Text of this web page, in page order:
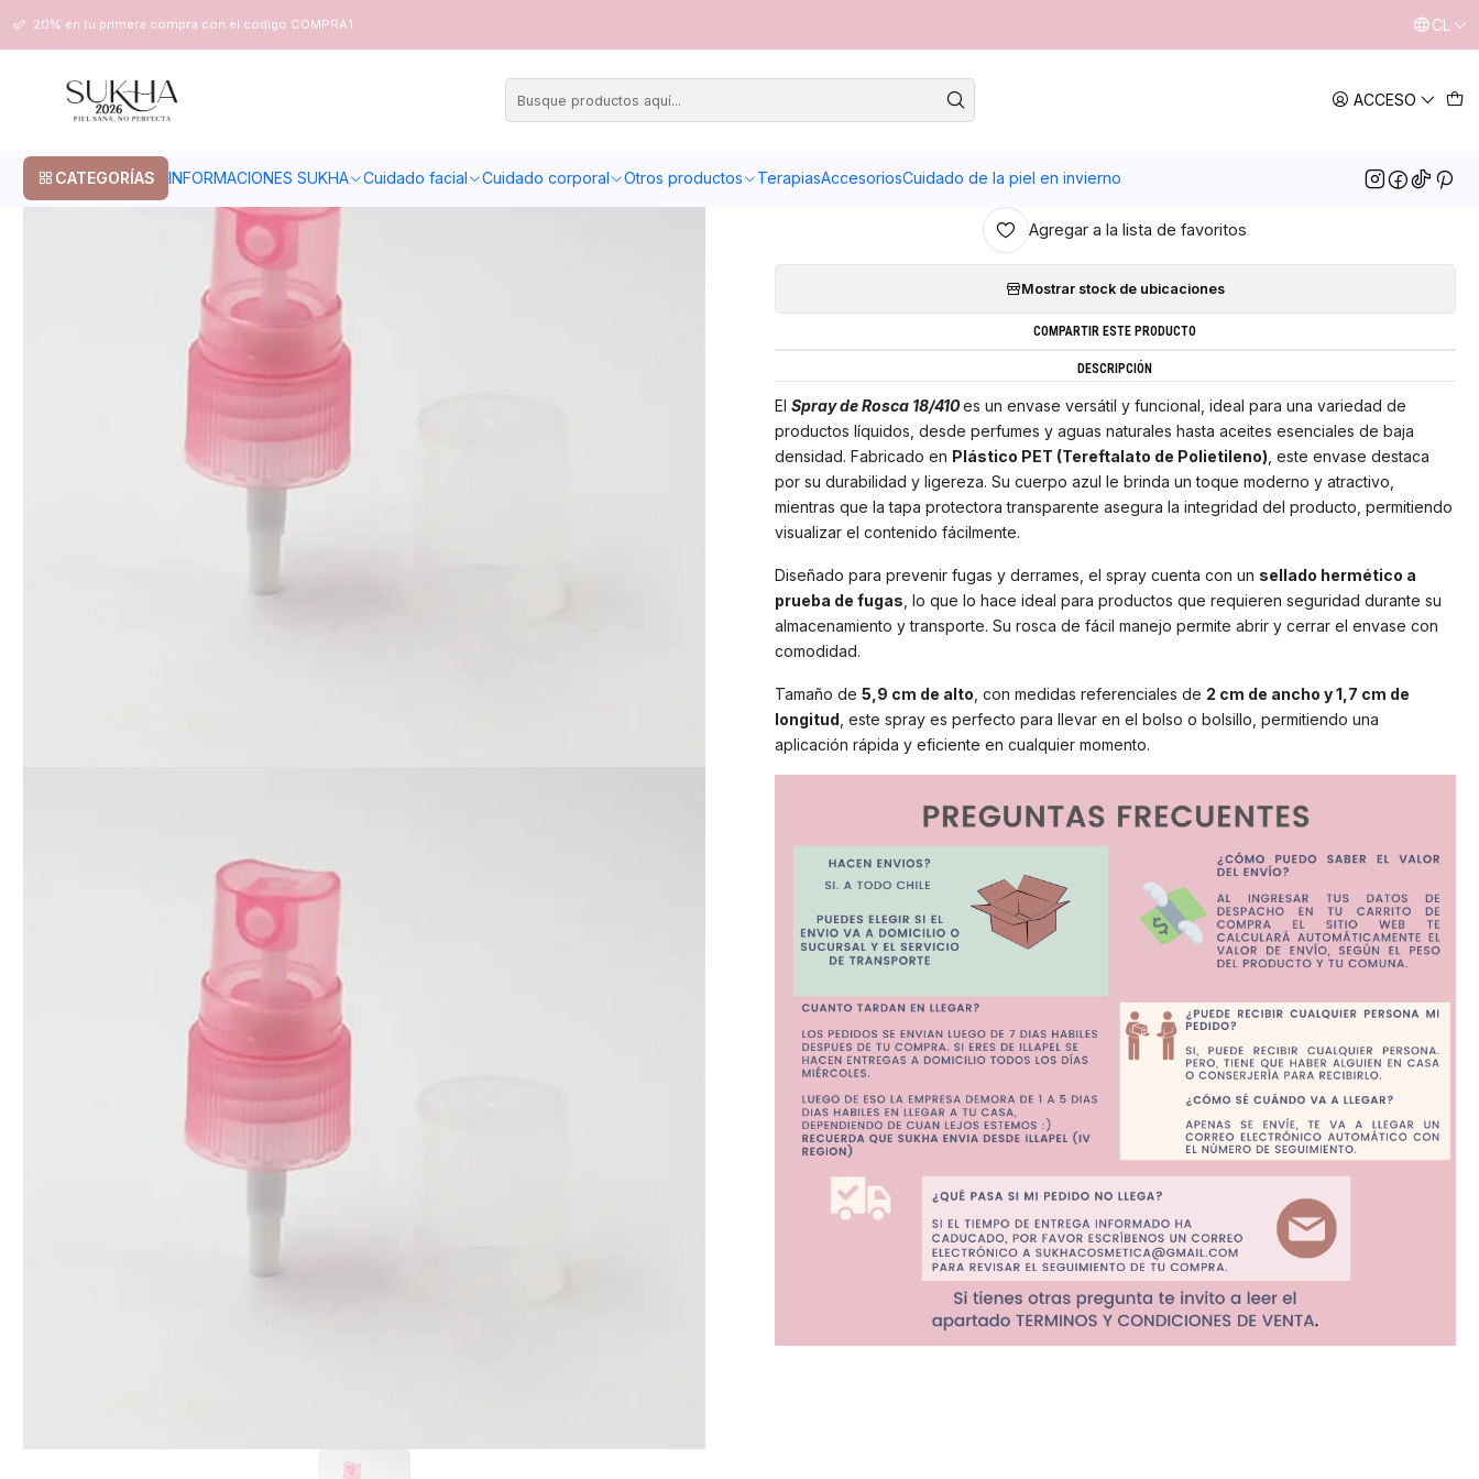
ACCESO
CATEGORÍAS INFORMACIONES SUKHA Cuidado facial Cuidado corporal Otros productos TerapiasAccesoriosCuidado de la piel en invierno
20% en tu primera compra con el codigo COMPRA1 CL
Inicio Envases SPRAY BOTON 18/410 RIBETEADO ROSA
SPRAY BOTON 18/410 RIBETEADO ROSA
Cantidad
AGREGAR AL CARRO COMPRAR AHORA
Agregar a la lista de favoritos
Mostrar stock de ubicaciones
COMPARTIR ESTE PRODUCTO
DESCRIPCIÓN
El Spray de Rosca 18/410 es un envase versátil y funcional, ideal para una variedad de
productos líquidos, desde perfumes y aguas naturales hasta aceites esenciales de baja
densidad. Fabricado en Plástico PET (Tereftalato de Polietileno) , este envase destaca
por su durabilidad y ligereza. Su cuerpo azul le brinda un toque moderno y atractivo,
mientras que la tapa protectora transparente asegura la integridad del producto, permitiendo
visualizar el contenido fácilmente.
Diseñado para prevenir fugas y derrames, el spray cuenta con un sellado hermético a
prueba de fugas , lo que lo hace ideal para productos que requieren seguridad durante su
almacenamiento y transporte. Su rosca de fácil manejo permite abrir y cerrar el envase con
comodidad.
Tamaño de 5,9 cm de alto , con medidas referenciales de 2 cm de ancho y 1,7 cm de
longitud , este spray es perfecto para llevar en el bolso o bolsillo, permitiendo una
aplicación rápida y eficiente en cualquier momento.